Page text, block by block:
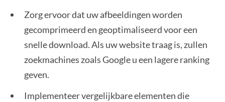
Zorg ervoor dat uw afbeeldingen worden
gecomprimeerd en geoptimaliseerd voor een
snelle download. Als uw website traag is, zullen
zoekmachines zoals Google u een lagere ranking
geven.
Implementeer vergelijkbare elementen die